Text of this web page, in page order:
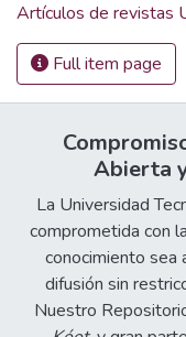
Artículos de revistas
Full item page
Abierta
La Universidad
comprometida con la
conocimiento sea
difusión sin
Nuestro